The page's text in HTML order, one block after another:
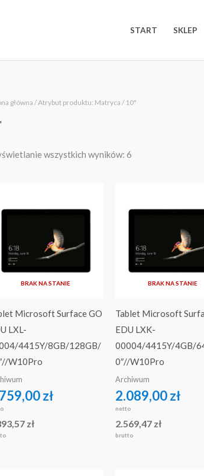
START SKLEP
główna/ Atrybut produktu: Matryca / 10"
wszystkich wyników: 6
Posortowane
według
BRAK NA STANIE
Microsoft Surface GO
LXL-
4415Y/8GB/128GB/
W10Pro
zł
zł
BRAK NA STANIE
Tablet Microsoft
EDU LXK-
00004/4415Y/4GB/
0″//W10Pro
Archiwum
2.089,00zł
netto
2.569,47 zł
brutto